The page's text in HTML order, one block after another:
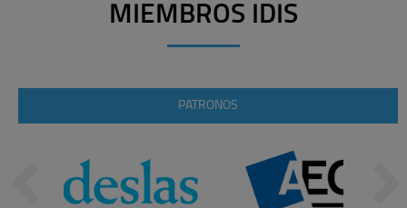
MIEMBROS IDIS
PATRONOS